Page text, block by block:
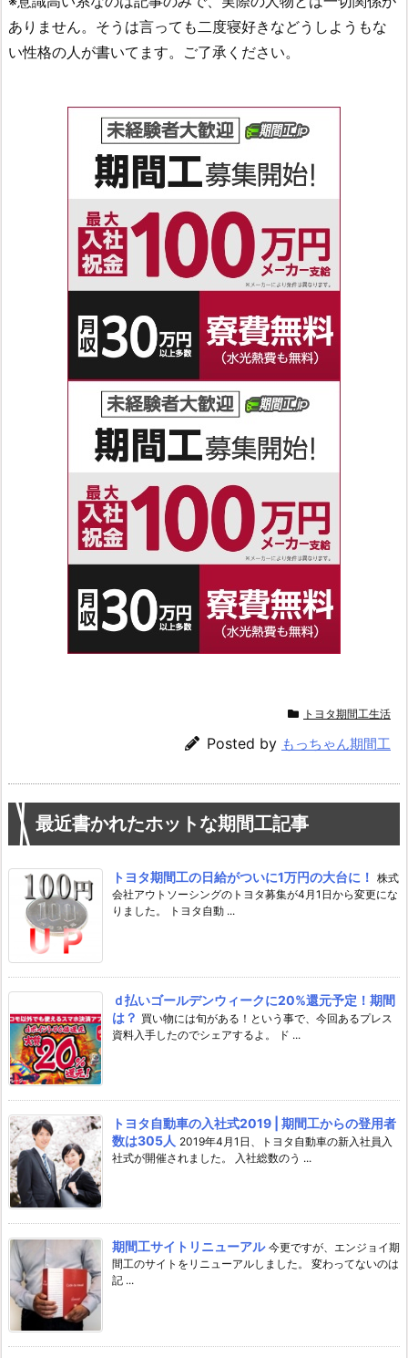
ありません。そうは言っても二度寝好きなどうしようもな
い性格の人が書いてます。ご了承ください。
トヨタ期間工生活
Posted by もっちゃん期間工
最近書かれたホットな期間工記事
トヨタ期間工の日給がついに1万円の大台に！ 株式
会社アウトソーシングのトヨタ募集が4月1日から変更にな
りました。 トヨタ自動 ...
ｄ払いゴールデンウィークに20%還元予定！期間
は？ 買い物には旬がある！という事で、今回あるプレス
資料入手したのでシェアするよ。 ド ...
トヨタ自動車の入社式2019 | 期間工からの登用者
数は305人 2019年4月1日、トヨタ自動車の新入社員入
社式が開催されました。 入社総数のう ...
期間工サイトリニューアル 今更ですが、エンジョイ期
間工のサイトをリニューアルしました。 変わってないのは
記 ...